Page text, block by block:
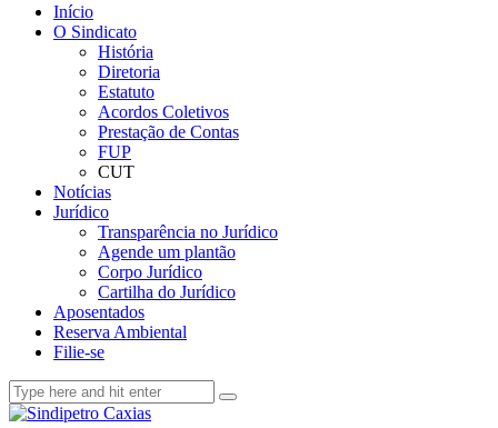
Início
O Sindicato
História
Diretoria
Estatuto
Acordos Coletivos
Prestação de Contas
FUP
CUT
Notícias
Jurídico
Transparência no Jurídico
Agende um plantão
Corpo Jurídico
Cartilha do Jurídico
Aposentados
Reserva Ambiental
Filie-se